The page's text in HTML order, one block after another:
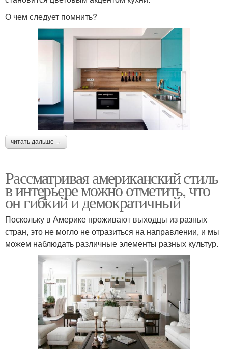
О чем следует помнить?
читать дальше →
Рассматривая американский стиль
в интерьере можно отметить, что
он гибкий и демократичный
Поскольку в Америке проживают выходцы из разных
стран, это не могло не отразиться на направлении, и мы
можем наблюдать различные элементы разных культур.